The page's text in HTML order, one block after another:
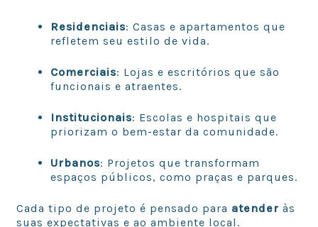
Residenciais: Casas e apartamentos que
refletem seu estilo de vida.
Comerciais: Lojas e escritórios que são
funcionais e atraentes.
Institucionais: Escolas e hospitais que
priorizam o bem-estar da comunidade.
Urbanos: Projetos que transformam
espaços públicos, como praças e parques.
Cada tipo de projeto é pensado para atender às
suas expectativas e ao ambiente local.